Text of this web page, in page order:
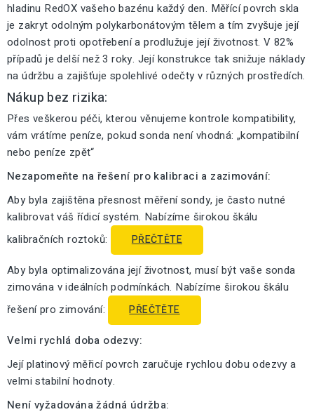
hladinu RedOX vašeho bazénu každý den. Měřící povrch skla
je zakryt odolným polykarbonátovým tělem a tím zvyšuje její
odolnost proti opotřebení a prodlužuje její životnost. V 82%
případů je delší než 3 roky. Její konstrukce tak snižuje náklady
na údržbu a zajišťuje spolehlivé odečty v různých prostředích.
Nákup bez rizika:
Přes veškerou péči, kterou věnujeme kontrole kompatibility,
vám vrátíme peníze, pokud sonda není vhodná: „kompatibilní
nebo peníze zpět“
Nezapomeňte na řešení pro kalibraci a zazimování:
Aby byla zajištěna přesnost měření sondy, je často nutné
kalibrovat váš řídicí systém. Nabízíme širokou škálu
kalibračních roztoků:
PŘEČTĚTE
Aby byla optimalizována její životnost, musí být vaše sonda
zimována v ideálních podmínkách. Nabízíme širokou škálu
řešení pro zimování:
PŘEČTĚTE
Velmi rychlá doba odezvy:
Její platinový měřicí povrch zaručuje rychlou dobu odezvy a
velmi stabilní hodnoty.
Není vyžadována žádná údržba: